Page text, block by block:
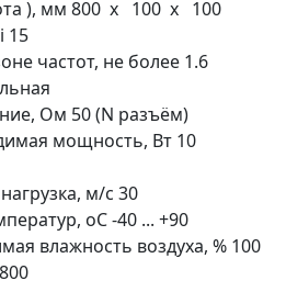
), мм 800 x 100 x 100
15
частот, не более 1.6
Ом 50 (N разъём)
мощность, Вт 10
м/с 30
оС-40 ... +90
влажность воздуха, % 100